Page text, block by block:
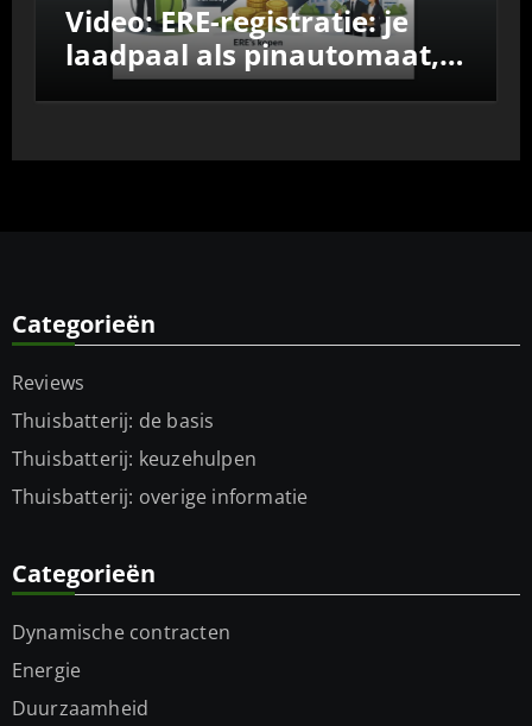
Video: ERE-registratie: je
laadpaal als pinautomaat,
vergelijk de aanbieders
Categorieën
Reviews
Thuisbatterij: de basis
Thuisbatterij: keuzehulpen
Thuisbatterij: overige informatie
Categorieën
Dynamische contracten
Energie
Duurzaamheid